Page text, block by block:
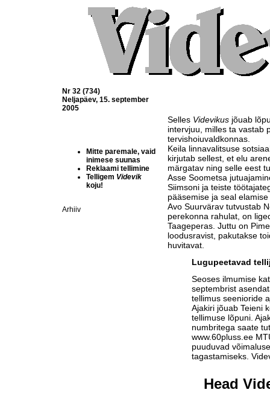
Nr 32 (734)
Neljapäev, 15. september
2005
Mitte paremale, vaid
inimese suunas
Reklaami tellimine
Telligem Videvik
koju!
Arhiiv
Selles Videvikus jõuab
intervjuu, milles ta vastab
tervishoiuvaldkonnas.
Keila linnavalitsuse
kirjutab sellest, et elu
märgatav ning selle eest
Asse Soometsa
Siimsoni ja teiste
pääsemise ja seal
Avo Suurvärav tutvustab
perekonna rahulat, on
Taageperas. Juttu on
loodusravist, pakutakse
huvitavat.
Lugupeetavad
Seoses ilmumise
septembrist
tellimus seenioride
Ajakiri jõuab Teieni
tellimuse lõpuni.
numbritega saate
www.60pluss.ee
puuduvad
tagastamiseks.
Head